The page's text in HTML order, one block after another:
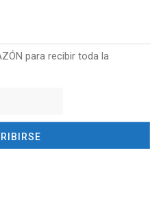
para recibir toda la